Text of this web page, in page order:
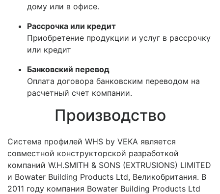
дому или в офисе.
Рассрочка или кредит
Приобретение продукции и услуг в рассрочку
или кредит
Банковский перевод
Оплата договора банковским переводом на
расчетный счет компании.
Производство
Система профилей WHS by VEKA является
совместной конструкторской разработкой
компаний W.H.SMITH & SONS (EXTRUSIONS) LIMITED
и Bowater Building Products Ltd, Великобритания. В
2011 году компания Bowater Building Products Ltd